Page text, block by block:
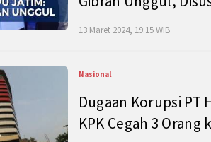
13 Maret 2024, 19:15 WIB
Nasional
Dugaan Korupsi PT
KPK Cegah 3 Orang